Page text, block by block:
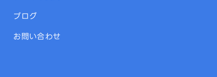
お問い合わせ
ブログ